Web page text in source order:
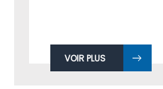
VOIR PLUS